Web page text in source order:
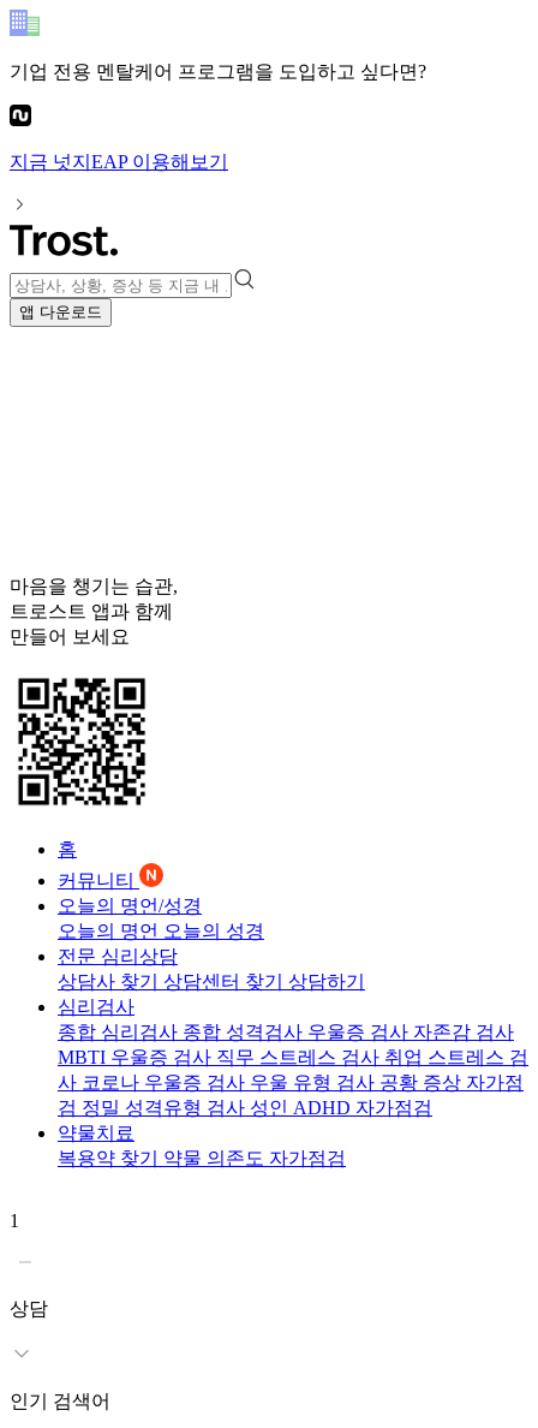
기업 전용 멘탈케어 프로그램을 도입하고 싶다면?
지금 넛지EAP이용해보기
앱 다운로드
마음을 챙기는 습관,
트로스트 앱과 함께
만들어 보세요
홈
커뮤니티
오늘의 명언/성경
오늘의 명언 오늘의 성경
전문 심리상담
상담사 찾기 상담센터 찾기 상담하기
심리검사
종합 심리검사 종합 성격검사 우울증 검사 자존감 검사
MBTI 우울증 검사 직무 스트레스 검사 취업 스트레스 검
사 코로나 우울증 검사 우울 유형 검사 공황 증상 자가점
검 정밀 성격유형 검사 성인 ADHD 자가점검
약물치료
복용약 찾기 약물 의존도 자가점검
1
상담
인기 검색어